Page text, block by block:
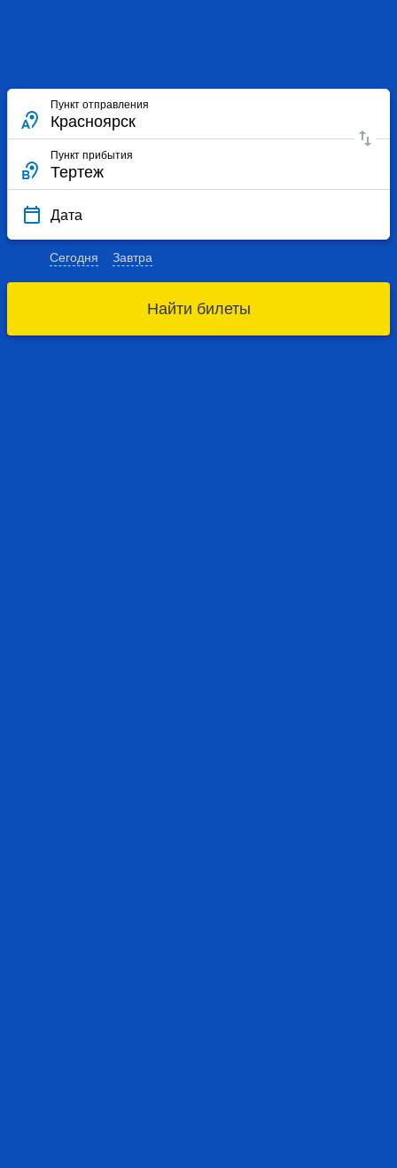
Пункт отправления
Пункт прибытия
Дата
Сегодня Завтра
Найти билеты